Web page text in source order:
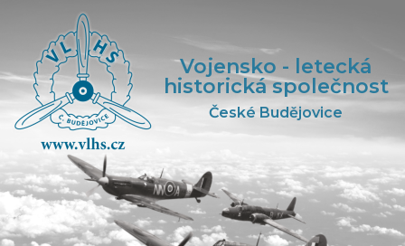
Vojensko - letecká
historická společnost
České Budějovice